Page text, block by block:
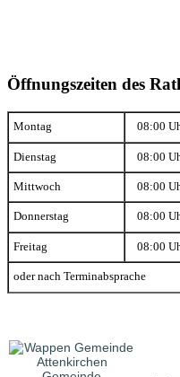
Öffnungszeiten des
Montag 08:00
Dienstag 08:00
Mittwoch 08:00
Donnerstag 08:00
Freitag 08:00
oder nach Terminabsprache